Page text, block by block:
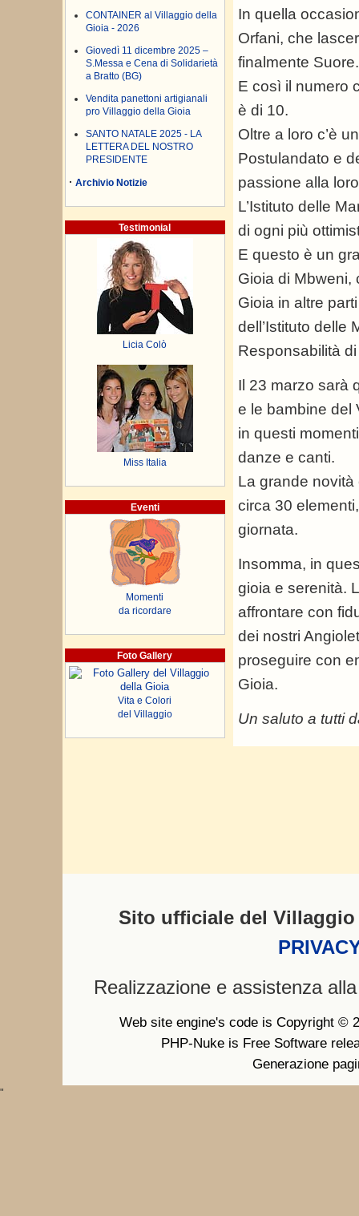
CONTAINER al Villaggio della
Gioia - 2026
Giovedì 11 dicembre 2025 –
S.Messa e Cena di Solidarietà
a Bratto (BG)
Vendita panettoni artigianali
pro Villaggio della Gioia
SANTO NATALE 2025 - LA
LETTERA DEL NOSTRO
PRESIDENTE
· Archivio Notizie
Testimonial
Licia Colò
Miss Italia
Eventi
Momenti
da ricordare
Foto Gallery
Vita e Colori
del Villaggio
In quella
Orfani, che
finalmente Suore.
E così il numero
è di 10.
Oltre a loro c’è
Postulandato e
passione alla
L’Istituto delle
di ogni più
E questo è un
Gioia di Mbweni,
Gioia in altre
dell’Istituto delle
Responsabilità
Il 23 marzo sarà
e le bambine del
in questi
danze e canti.
La grande
circa 30
giornata.
Insomma, in
gioia e serenità.
affrontare con
dei nostri
proseguire con
Gioia.
Un saluto a tutti
Sito ufficiale del Villaggio
Realizzazione e assistenza
Web site engine's code is Copyright ©
PHP-Nuke is Free Software
Generazione
"